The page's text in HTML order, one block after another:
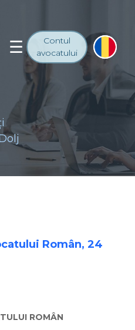
Contul
avocatului
Român, 24
ROMÂN